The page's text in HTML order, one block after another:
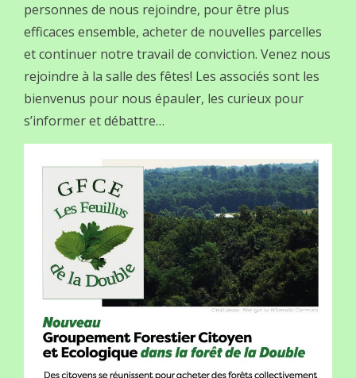
personnes de nous rejoindre, pour être plus
efficaces ensemble, acheter de nouvelles parcelles
et continuer notre travail de conviction. Venez nous
rejoindre à la salle des fêtes! Les associés sont les
bienvenus pour nous épauler, les curieux pour
s’informer et débattre…